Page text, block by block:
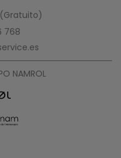
768
NAMROL